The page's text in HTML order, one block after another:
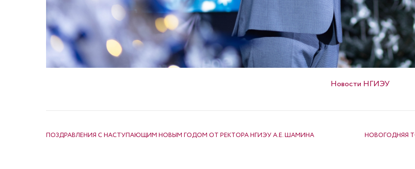
Новости НГИЭУ
ПОЗДРАВЛЕНИЯ С НАСТУПАЮЩИМ НОВЫМ ГОДОМ ОТ РЕКТОРА НГИЭУ А.Е. ШАМИНА НОВОГОДНЯЯ